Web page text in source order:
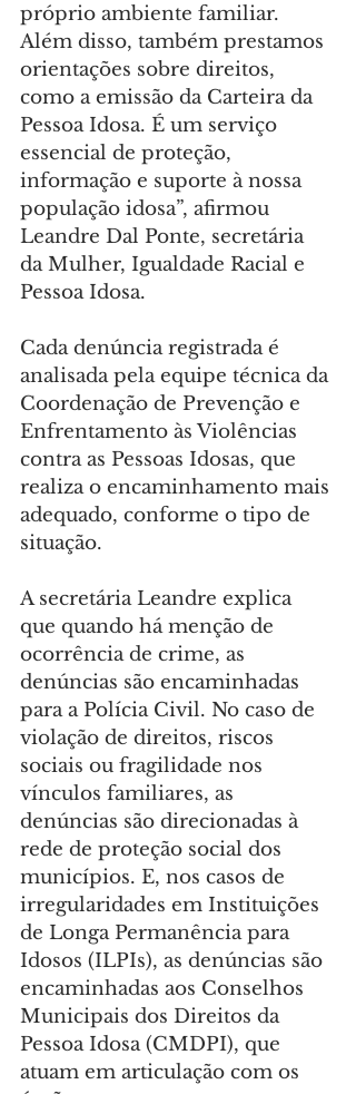
próprio ambiente familiar.
Além disso, também prestamos
orientações sobre direitos,
como a emissão da Carteira da
Pessoa Idosa. É um serviço
essencial de proteção,
informação e suporte à nossa
população idosa”, afirmou
Leandre Dal Ponte, secretária
da Mulher, Igualdade Racial e
Pessoa Idosa.
Cada denúncia registrada é
analisada pela equipe técnica da
Coordenação de Prevenção e
Enfrentamento às Violências
contra as Pessoas Idosas, que
realiza o encaminhamento mais
adequado, conforme o tipo de
situação.
A secretária Leandre explica
que quando há menção de
ocorrência de crime, as
denúncias são encaminhadas
para a Polícia Civil. No caso de
violação de direitos, riscos
sociais ou fragilidade nos
vínculos familiares, as
denúncias são direcionadas à
rede de proteção social dos
municípios. E, nos casos de
irregularidades em Instituições
de Longa Permanência para
Idosos (ILPIs), as denúncias são
encaminhadas aos Conselhos
Municipais dos Direitos da
Pessoa Idosa (CMDPI), que
atuam em articulação com os